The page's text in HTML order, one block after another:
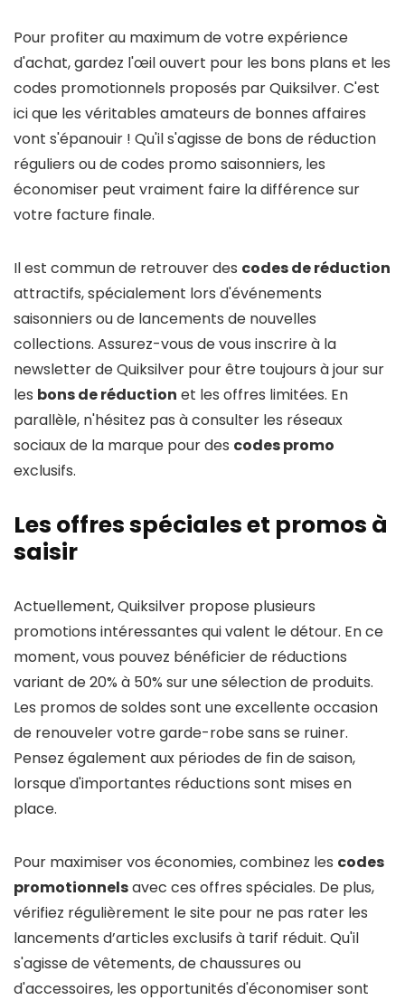
Pour profiter au maximum de votre expérience
d'achat, gardez l'œil ouvert pour les bons plans et les
codes promotionnels proposés par Quiksilver. C'est
ici que les véritables amateurs de bonnes affaires
vont s'épanouir ! Qu'il s'agisse de bons de réduction
réguliers ou de codes promo saisonniers, les
économiser peut vraiment faire la différence sur
votre facture finale.
Il est commun de retrouver des codes de réduction
attractifs, spécialement lors d'événements
saisonniers ou de lancements de nouvelles
collections. Assurez-vous de vous inscrire à la
newsletter de Quiksilver pour être toujours à jour sur
les bons de réduction et les offres limitées. En
parallèle, n'hésitez pas à consulter les réseaux
sociaux de la marque pour des codes promo
exclusifs.
Les offres spéciales et promos à
saisir
Actuellement, Quiksilver propose plusieurs
promotions intéressantes qui valent le détour. En ce
moment, vous pouvez bénéficier de réductions
variant de 20% à 50% sur une sélection de produits.
Les promos de soldes sont une excellente occasion
de renouveler votre garde-robe sans se ruiner.
Pensez également aux périodes de fin de saison,
lorsque d'importantes réductions sont mises en
place.
Pour maximiser vos économies, combinez les codes
promotionnelsavec ces offres spéciales. De plus,
vérifiez régulièrement le site pour ne pas rater les
lancements d’articles exclusifs à tarif réduit. Qu'il
s'agisse de vêtements, de chaussures ou
d'accessoires, les opportunités d'économiser sont